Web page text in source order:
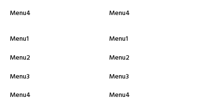
クチコミのタイトル
Menu4
Menu4
Menu1
Menu2
Menu3
Menu4
Menu1
Menu2
Menu3
Menu4